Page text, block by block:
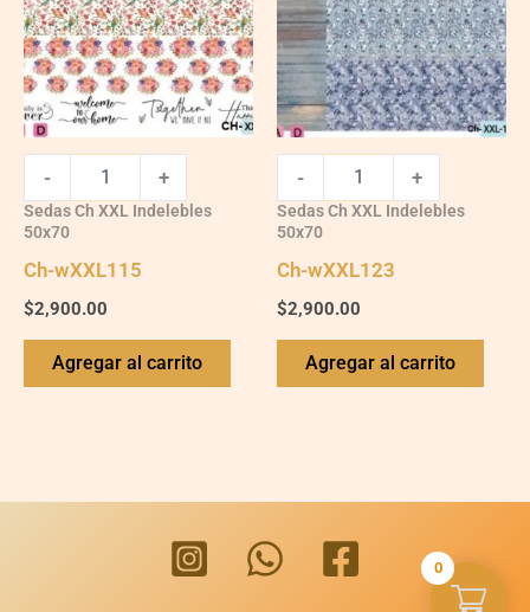
- +
Sedas Ch XXL Indelebles
50x70
Ch-wXXL115
$2,900.00
Agregar al carrito
- +
Sedas Ch XXL Indelebles
50x70
Ch-wXXL123
$2,900.00
Agregar al carrito
0